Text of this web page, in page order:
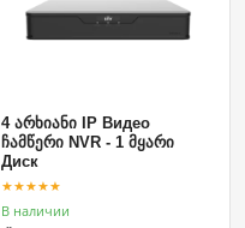
4 არხიანი IP Видео
ჩამწერი NVR - 1 მყარი
Диск
★★★★★
В наличии